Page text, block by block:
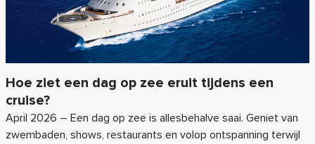
Hoe ziet een dag op zee eruit tijdens een
cruise?
April 2026 – Een dag op zee is allesbehalve saai. Geniet van
zwembaden, shows, restaurants en volop ontspanning terwijl